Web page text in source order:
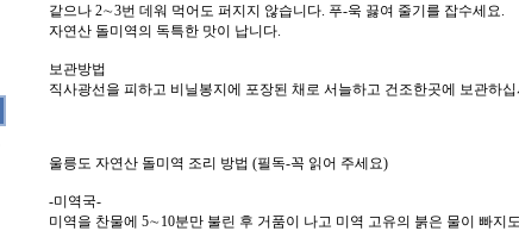
같으나 2∼3번 데워 먹어도 퍼지지 않습니다. 푸-욱 끓여 줄기를 잡수세요.
자연산 돌미역의 독특한 맛이 납니다.
보관방법
직사광선을 피하고 비닐봉지에 포장된 채로 서늘하고 건조한곳에 보관하십
울릉도 자연산 돌미역 조리 방법 (필독-꼭 읽어 주세요)
-미역국-
미역을 찬물에 5∼10분만 불린 후 거품이 나고 미역 고유의 붉은 물이 빠지